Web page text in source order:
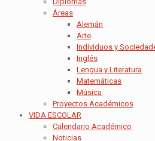
Áreas
Alemán
Arte
Individuos y
Inglés
Lengua y Literatura
Matemáticas
Música
Proyectos Académicos
VIDA ESCOLAR
Calendario Académico
Noticias